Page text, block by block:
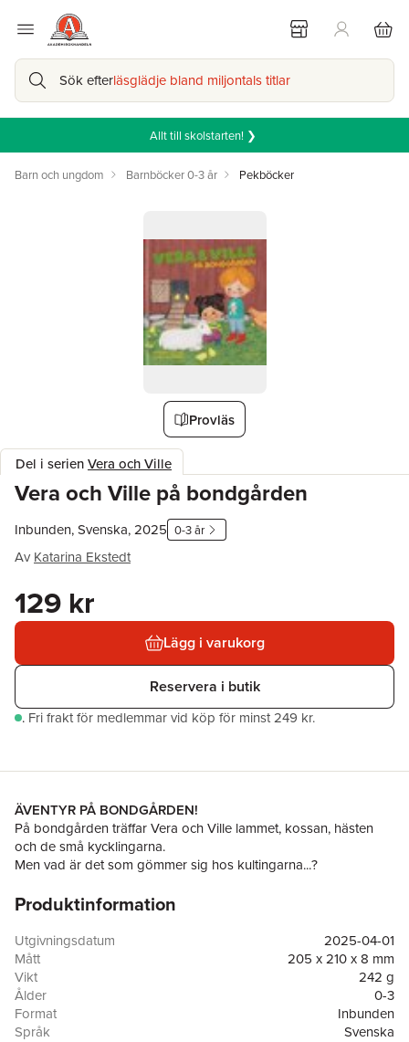
Sök efterläsglädje bland miljontals titlar
Allt till skolstarten! ❯
Barn och ungdom Barnböcker 0-3 år Pekböcker
Provläs
Del i serienVera och Ville
Vera och Ville på bondgården
Inbunden, Svenska, 2025 0-3 år
Av Katarina Ekstedt
129 kr
Lägg i varukorg
Reservera i butik
. Fri frakt för medlemmar vid köp för minst 249 kr.
ÄVENTYR PÅ BONDGÅRDEN!
På bondgården träffar Vera och Ville lammet, kossan, hästen
och de små kycklingarna.
Men vad är det som gömmer sig hos kultingarna...?
I den nya bokserien om"Ville och Vera"
och leken lyfts på ett fantastiskt sätt med Lovisa Blombergs
härliga illustrationer.
"Vera & Ville på bondgården"
är del 16 i den populära serien
om"Vera & Ville"
Produktinformation
Utgivningsdatum
2025-04-01
Mått
205 x 210 x 8 mm
Vikt
242 g
Ålder
0-3
Format
Inbunden
Språk
Svenska